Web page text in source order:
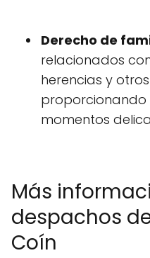
Derecho de
relacionados
herencias y
proporcionando
momentos
Más
despachos
Coín